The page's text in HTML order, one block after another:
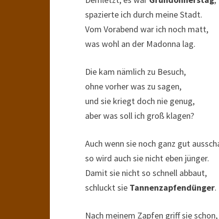
spazierte ich durch meine Stadt.
Vom Vorabend war ich noch matt,
was wohl an der Madonna lag.
Die kam nämlich zu Besuch,
ohne vorher was zu sagen,
und sie kriegt doch nie genug,
aber was soll ich groß klagen?
Auch wenn sie noch ganz gut
so wird auch sie nicht eben jünger.
Damit sie nicht so schnell abbaut,
schluckt sie Tannenzapfendünger.
Nach meinem Zapfen griff sie schon,